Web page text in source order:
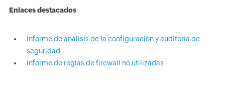
Enlaces destacados
Informe de análisis de la configuración y auditoría de
seguridad
Informe de reglas de firewall no utilizadas